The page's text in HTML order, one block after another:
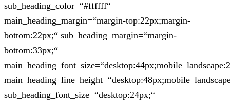
sub_heading_color=“#ffffff“
main_heading_margin=“margin-top:22px;margin-
bottom:22px;“ sub_heading_margin=“margin-
bottom:33px;“
sub_heading_font_size=“desktop:24px;“